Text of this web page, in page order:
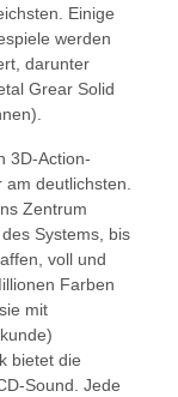
Einige
werden
darunter
Grear Solid
3D-Action-
am deutlichsten.
Zentrum
Systems, bis
voll und
Farben
mit
bietet die
Sound. Jede